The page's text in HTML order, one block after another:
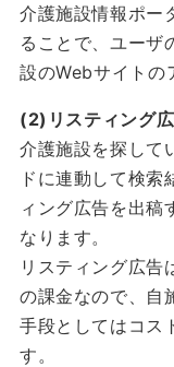
介護施設情報ポー
ることで、ユーザ
設のWebサイトの
(2)リスティング
介護施設を探して
ドに連動して検索
ィング広告を出稿
なります。
リスティング広告
の課金なので、自
手段としてはコス
す。